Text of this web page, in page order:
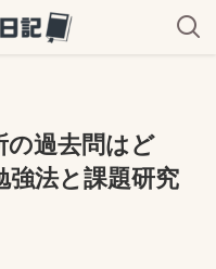
の過去問はど
強法と課題研究